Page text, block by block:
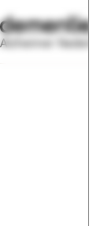
Alzheimer Nederland